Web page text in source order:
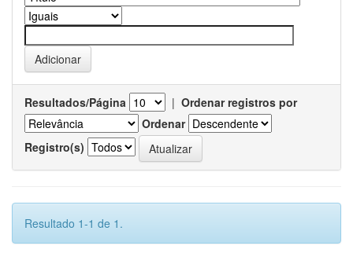
Resultados/Página | Ordenar registros por
Ordenar
Registro(s)
Resultado 1-1 de 1.